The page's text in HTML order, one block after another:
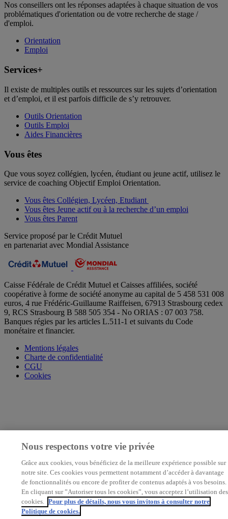
Nos conseillers ont les réponses adaptées à chaque situation de vos
problématiques d'orientation ou de votre recherche de stage /
d'emploi.
Orientation
Emploi
Services+
Il existe de multiples outils et ressources sur les sujets d’orientation
et d’emploi, et il est parfois difficile de s’y retrouver.
Outils Orientation
Outils Emploi
Aides Financières
Vous êtes
Que vous soyez collégien, lycéen, étudiant ou jeune actif, utilisez le
service de coaching Objectif Emploi Orientation.
Vous êtes Collégien, Lycéen, Etudiant
Vous êtes Jeune actif ou à la recherche d’un emploi
Vous êtes Parent
Service proposé par le Crédit Mutuel
en partenariat avec Mondial Assistance
Caisse Fédérale de Crédit Mutuel et Caisses affiliées, société
coopérative à forme de société anonyme au capital de 5 458 531 008
euros, 4 rue Frédéric-Guillaume Raiffeisen, 67913 Strasbourg cedex
9, RCS Strasbourg B 588 505 354 - No ORIAS : 07 003 758.
Banques régies par les articles L.511-1 et suivants du Code
monétaire et financier.
Mentions légales
Charte de confidentialité
CGU
Cookies
Nous respectons votre vie privée
Grâce aux cookies, vous bénéficiez de la meilleure expérience possible sur
notre site. Ces cookies vous permettent notamment d’accéder à davantage
de fonctionnalités ou encore de profiter de contenus adaptés à vos besoins.
En cliquant sur ”Autoriser tous les cookies”, vous acceptez l’utilisation des
cookies. Pour plus de détails, nous vous invitons à consulter notre
Politique de cookies.